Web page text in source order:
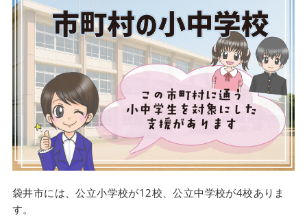
袋井市には、公立小学校が12校、公立中学校が4校ありま
す。